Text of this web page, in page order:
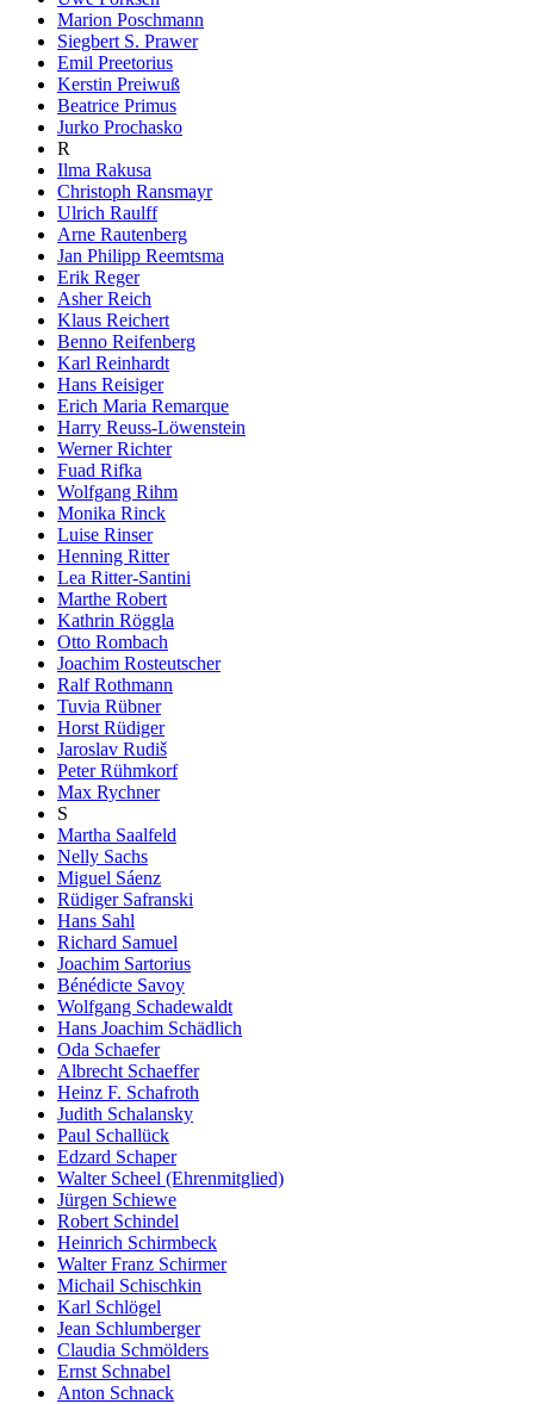
Marion Poschmann
Siegbert S. Prawer
Emil Preetorius
Kerstin Preiwuß
Beatrice Primus
Jurko Prochasko
R
Ilma Rakusa
Christoph Ransmayr
Ulrich Raulff
Arne Rautenberg
Jan Philipp Reemtsma
Erik Reger
Asher Reich
Klaus Reichert
Benno Reifenberg
Karl Reinhardt
Hans Reisiger
Erich Maria Remarque
Harry Reuss-Löwenstein
Werner Richter
Fuad Rifka
Wolfgang Rihm
Monika Rinck
Luise Rinser
Henning Ritter
Lea Ritter-Santini
Marthe Robert
Kathrin Röggla
Otto Rombach
Joachim Rosteutscher
Ralf Rothmann
Tuvia Rübner
Horst Rüdiger
Jaroslav Rudiš
Peter Rühmkorf
Max Rychner
S
Martha Saalfeld
Nelly Sachs
Miguel Sáenz
Rüdiger Safranski
Hans Sahl
Richard Samuel
Joachim Sartorius
Bénédicte Savoy
Wolfgang Schadewaldt
Hans Joachim Schädlich
Oda Schaefer
Albrecht Schaeffer
Heinz F. Schafroth
Judith Schalansky
Paul Schallück
Edzard Schaper
Walter Scheel (Ehrenmitglied)
Jürgen Schiewe
Robert Schindel
Heinrich Schirmbeck
Walter Franz Schirmer
Michail Schischkin
Karl Schlögel
Jean Schlumberger
Claudia Schmölders
Ernst Schnabel
Anton Schnack